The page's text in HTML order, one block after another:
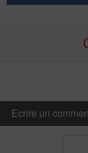
Ecrire un